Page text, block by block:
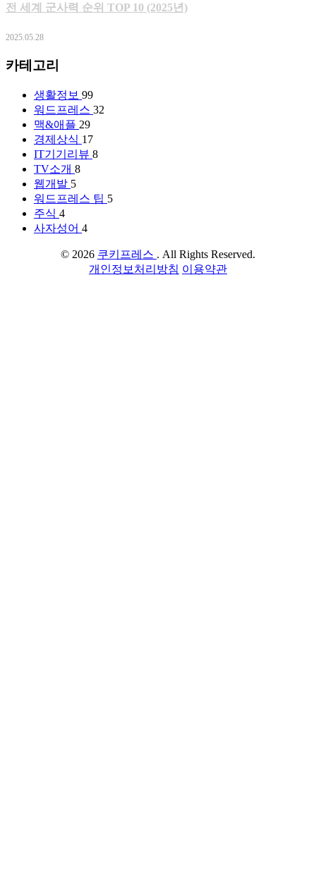
전 세계 군사력 순위 TOP 10 (2025년)
2025.05.28
카테고리
생활정보 99
워드프레스 32
맥&애플 29
경제상식 17
IT기기리뷰 8
TV소개 8
웹개발 5
워드프레스 팁 5
주식 4
사자성어 4
© 2026 쿠키프레스 . All Rights Reserved.
개인정보처리방침 이용약관